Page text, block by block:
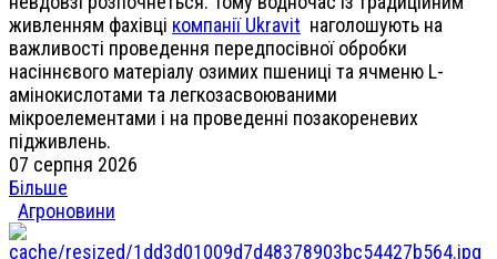
живленням фахівці компанії Ukravit наголошують на
важливості проведення передпосівної обробки
насіннєвого матеріалу озимих пшениці та ячменю L-
амінокислотами та легкозасвоюваними
мікроелементами і на проведенні позакореневих
підживлень.
07 серпня 2026
Більше
Агроновини